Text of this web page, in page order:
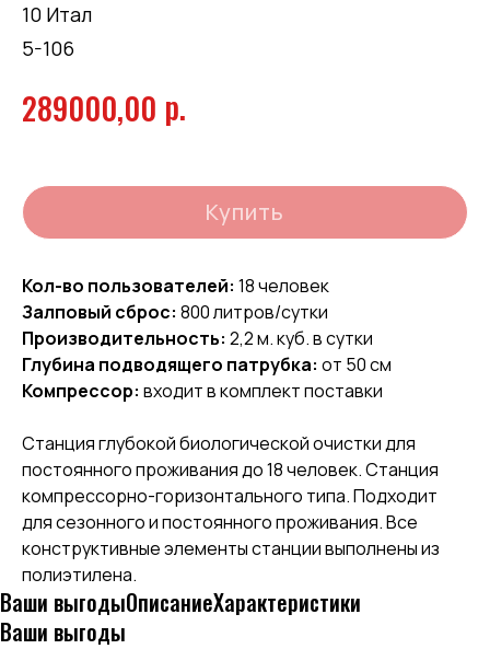
10 Итал
5-106
289000,00 р.
Купить
Кол-во пользователей: 18 человек
Залповый сброс: 800 литров/сутки
Производительность: 2,2 м. куб. в сутки
Глубина подводящего патрубка: от 50 см
Компрессор: входит в комплект поставки
Станция глубокой биологической очистки для
постоянного проживания до 18 человек. Станция
компрессорно-горизонтального типа. Подходит
для сезонного и постоянного проживания. Все
конструктивные элементы станции выполнены из
полиэтилена.
Ваши выгодыОписаниеХарактеристики
Ваши выгоды